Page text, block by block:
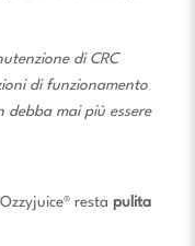
di CRC
di funzionamento
debba mai più essere
resta pulita